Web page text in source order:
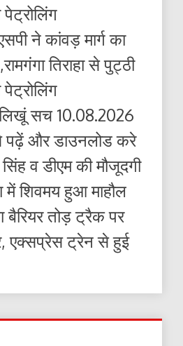
ने कांवड़ मार्ग का
तिराहा से पुट्ठी
सच 10.08.2026
पढ़ें और डाउनलोड करे
सिंह व डीएम की मौजूदगी
शिवमय हुआ माहौल
तोड़ ट्रैक पर
एक्सप्रेस ट्रेन से हुई